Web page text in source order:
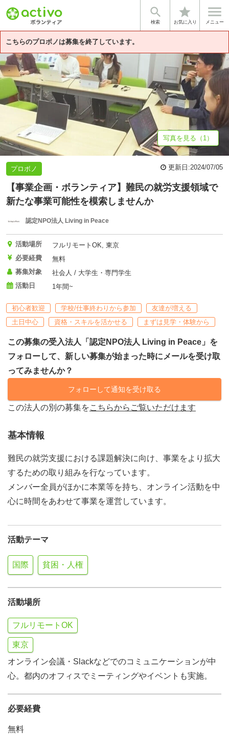

検索
star
お気に入り

メニュー
こちらのプロボノは募集を終了しています。
基本情報 募集詳細 法人情報
写真を見る（1）
プロボノ 更新日:2024/07/05
【事業企画・ボランティア】難民の就労支援領域で
新たな事業可能性を模索しませんか
認定NPO法人 Living in Peace
活動場所
フルリモートOK, 東京
必要経費
無料
募集対象
社会人 / 大学生・専門学生
活動日
1年間~
初心者歓迎 学校/仕事終わりから参加
友達が増える
土日中心
資格・スキルを活かせる まずは見学・体験から
この募集の受入法人「認定NPO法人 Living in Peace」を
フォローして、新しい募集が始まった時にメールを受け取
ってみませんか？
フォローして通知を受け取る
この法人の別の募集をこちらからご覧いただけます
基本情報
難民の就労支援における課題解決に向け、事業をより拡大
するための取り組みを行なっています。
メンバー全員がほかに本業等を持ち、オンライン活動を中
心に時間をあわせて事業を運営しています。
活動テーマ
国際 貧困・人権
活動場所
フルリモートOK
東京
オンライン会議・Slackなどでのコミュニケーションが中
心。都内のオフィスでミーティングやイベントも実施。
必要経費
無料